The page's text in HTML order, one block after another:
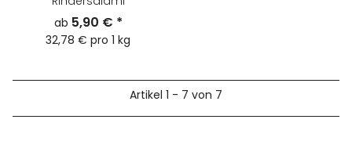
ab 5,90 € *
32,78 € pro 1 kg
Artikel 1 - 7 von 7